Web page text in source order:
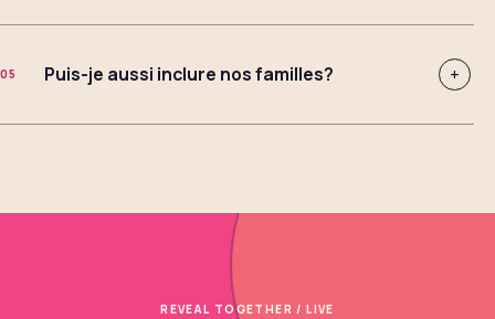
05 Puis-je aussi inclure nos familles? +
REVEAL TOGETHER / LIVE